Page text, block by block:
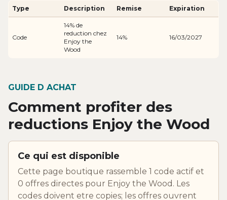
Type Description Remise Expiration
Code
14% de
reduction chez
Enjoy the
Wood
14% 16/03/2027
GUIDE D ACHAT
Comment profiter des
reductions Enjoy the Wood
Ce qui est disponible
Cette page boutique rassemble 1 code actif et
0 offres directes pour Enjoy the Wood. Les
codes doivent etre copies; les offres ouvrent